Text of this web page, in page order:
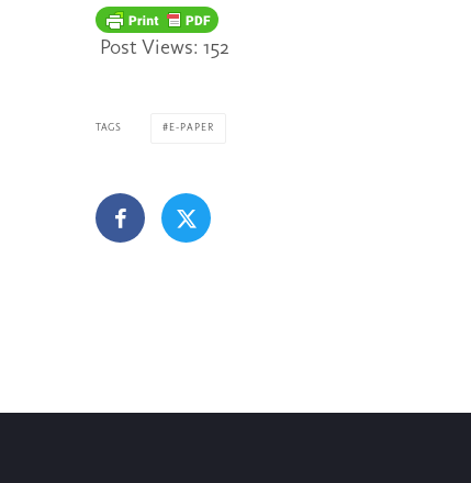
Post Views: 152
TAGS E-PAPER